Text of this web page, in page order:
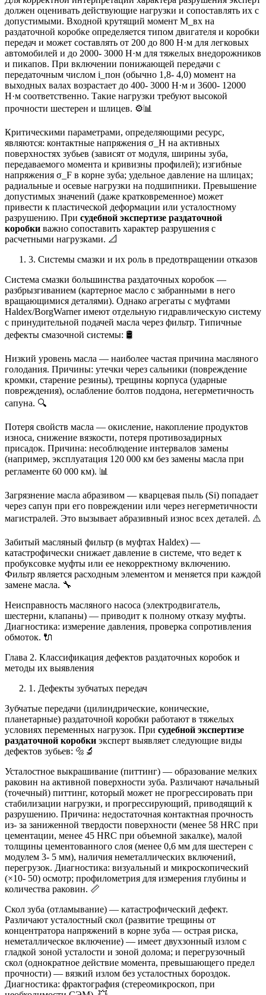
должен оценивать действующие нагрузки и сопоставлять их с
допустимыми. Входной крутящий момент M_вх на
раздаточной коробке определяется типом двигателя и коробки
передач и может составлять от 200 до 800 Н·м для легковых
автомобилей и до 2000- 3000 Н·м для тяжелых внедорожников
и пикапов. При включении понижающей передачи с
передаточным числом i_пон (обычно 1,8- 4,0) момент на
выходных валах возрастает до 400- 3000 Н·м и 3600- 12000
Н·м соответственно. Такие нагрузки требуют высокой
прочности шестерен и шлицев. ⚙️📊
Критическими параметрами, определяющими ресурс,
являются: контактные напряжения σ_H на активных
поверхностях зубьев (зависят от модуля, ширины зуба,
передаваемого момента и кривизны профилей); изгибные
напряжения σ_F в корне зуба; удельное давление на шлицах;
радиальные и осевые нагрузки на подшипники. Превышение
допустимых значений (даже кратковременное) может
привести к пластической деформации или усталостному
разрушению. При судебной экспертизе раздаточной
коробки важно сопоставить характер разрушения с
расчетными нагрузками. 📐
3. Системы смазки и их роль в предотвращении отказов
Система смазки большинства раздаточных коробок —
разбрызгиванием (картерное масло с забранными в него
вращающимися деталями). Однако агрегаты с муфтами
Haldex/BorgWarner имеют отдельную гидравлическую систему
с принудительной подачей масла через фильтр. Типичные
дефекты смазочной системы: 🛢️
Низкий уровень масла — наиболее частая причина масляного
голодания. Причины: утечки через сальники (повреждение
кромки, старение резины), трещины корпуса (ударные
повреждения), ослабление болтов поддона, негерметичность
сапуна. 🔍
Потеря свойств масла — окисление, накопление продуктов
износа, снижение вязкости, потеря противозадирных
присадок. Причина: несоблюдение интервалов замены
(например, эксплуатация 120 000 км без замены масла при
регламенте 60 000 км). 📊
Загрязнение масла абразивом — кварцевая пыль (Si) попадает
через сапун при его повреждении или через негерметичности
магистралей. Это вызывает абразивный износ всех деталей. ⚠️
Забитый масляный фильтр (в муфтах Haldex) —
катастрофически снижает давление в системе, что ведет к
пробуксовке муфты или ее некорректному включению.
Фильтр является расходным элементом и меняется при каждой
замене масла. 🔧
Неисправность масляного насоса (электродвигатель,
шестерни, клапаны) — приводит к полному отказу муфты.
Диагностика: измерение давления, проверка сопротивления
обмоток. 🔌
Глава 2. Классификация дефектов раздаточных коробок и
методы их выявления
1. Дефекты зубчатых передач
Зубчатые передачи (цилиндрические, конические,
планетарные) раздаточной коробки работают в тяжелых
условиях переменных нагрузок. При судебной экспертизе
раздаточной коробки эксперт выявляет следующие виды
дефектов зубьев: 🔩🔬
Усталостное выкрашивание (питтинг) — образование мелких
раковин на активной поверхности зуба. Различают начальный
(точечный) питтинг, который может не прогрессировать при
стабилизации нагрузки, и прогрессирующий, приводящий к
разрушению. Причина: недостаточная контактная прочность
из- за заниженной твердости поверхности (менее 58 HRC при
цементации, менее 45 HRC при объемной закалке), малой
толщины цементованного слоя (менее 0,6 мм для шестерен с
модулем 3- 5 мм), наличия неметаллических включений,
перегрузок. Диагностика: визуальный и микроскопический
(×10- 50) осмотр; профилометрия для измерения глубины и
количества раковин. 📏
Скол зуба (отламывание) — катастрофический дефект.
Различают усталостный скол (развитие трещины от
концентратора напряжений в корне зуба — острая риска,
неметаллическое включение) — имеет двухзонный излом с
гладкой зоной усталости и зоной долома; и перегрузочный
скол (однократное действие момента, превышающего предел
прочности) — вязкий излом без усталостных бороздок.
Диагностика: фрактография (стереомикроскоп, при